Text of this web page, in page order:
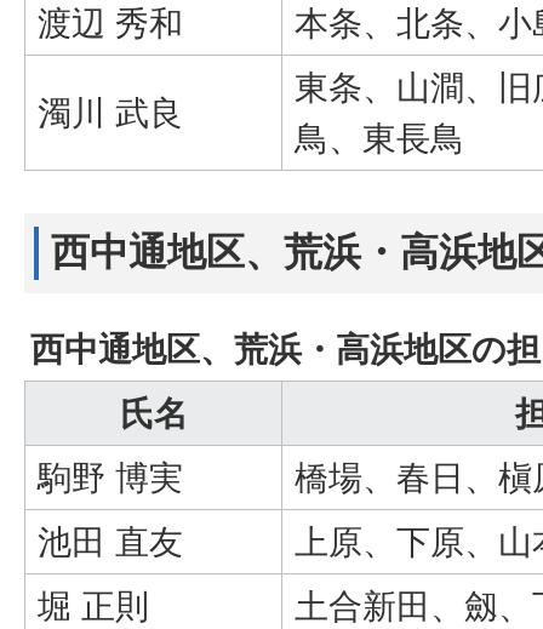
渡辺 秀和
本条、北条、小
濁川 武良
東条、山澗、
鳥、東長鳥
西中通地区、荒浜・高浜地
西中通地区、荒浜・高浜地区の
氏名
駒野 博実
橋場、春日、槇
池田 直友
上原、下原、山
堀 正則
土合新田、劔、